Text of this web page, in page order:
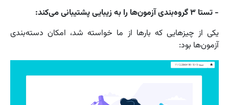
- تستا ۳ گروه‌بندی آزمون‌ها را به زیبایی پشتیبانی می‌کند:
یکی از چیزهایی که بارها از ما خواسته شد، امکان دسته‌بندی
آزمون‌ها بود: